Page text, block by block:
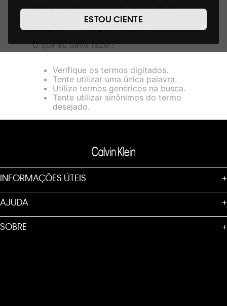
de cookies, informaremos quais cookies usaremos e quais
suas funções. A forma como processamos os dados
nosso Aviso de Privacidade. Quando você visita nosso site,
fornecer a você toda a funcionalidade do site, incluindo,
entre outros, a capacidade de comprar um item em nossa
loja virtual. Para maiores informações sobre o nosso aviso de
Cookies acesse o link.
ESTOU CIENTE
Não encontramos nenhum resultado
calcinha-fio-dental-new-soft-
lace_skin-medio_luc362_0212"
O que eu devo fazer?
Verifique os termos digitados.
Tente utilizar uma única palavra.
Utilize termos genéricos na busca.
Tente utilizar sinônimos do termo
desejado.
INFORMAÇÕES ÚTEIS +
AJUDA +
SOBRE +